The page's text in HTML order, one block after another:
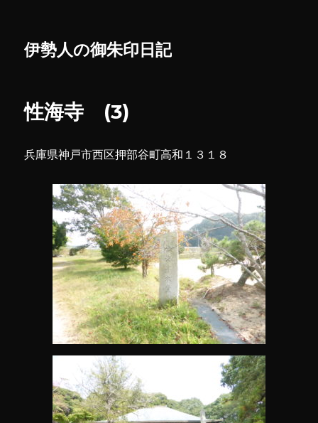
伊勢人の御朱印日記
性海寺 (3)
兵庫県神戸市西区押部谷町高和１３１８